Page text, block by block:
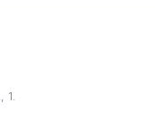
1.